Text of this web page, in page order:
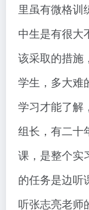
里虽有微格训
中生是有很大
该采取的措施
学生，多大难
学习才能了解
组长，有二十
课，是整个实
的任务是边听
听张志亮老师